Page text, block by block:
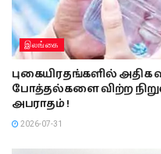
இலங்கை
புகையிரதங்களில்
போத்தல்களை விற்ற
அபராதம் !
2026-07-31